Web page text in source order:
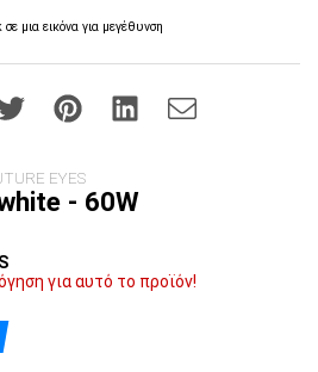
μια εικόνα για μεγέθυνση
EYES
- 60W
για αυτό το προϊόν!